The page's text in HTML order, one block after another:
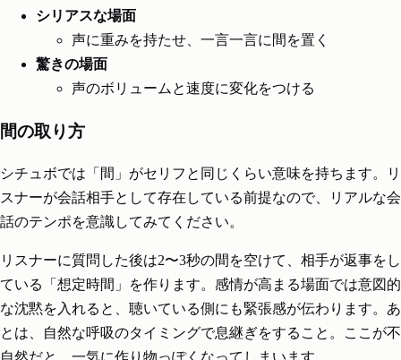
シリアスな場面
声に重みを持たせ、一言一言に間を置く
驚きの場面
声のボリュームと速度に変化をつける
間の取り方
シチュボでは「間」がセリフと同じくらい意味を持ちます。リ
スナーが会話相手として存在している前提なので、リアルな会
話のテンポを意識してみてください。
リスナーに質問した後は2〜3秒の間を空けて、相手が返事をし
ている「想定時間」を作ります。感情が高まる場面では意図的
な沈黙を入れると、聴いている側にも緊張感が伝わります。あ
とは、自然な呼吸のタイミングで息継ぎをすること。ここが不